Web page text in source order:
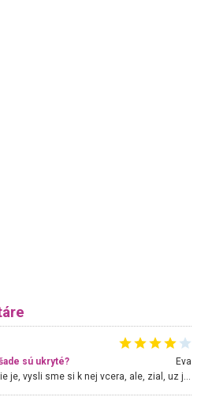
sú ukryté?
Eva
Hojdacka v Krpelanoch uz nie je, vysli sme si k nej vcera, ale, zial, uz je znicena. Ak sem planujete cestu len kvoli hojdacke, mozete si ju usetrit. Krasny vyhlad je tu vsak aj bez hojdacky :-)